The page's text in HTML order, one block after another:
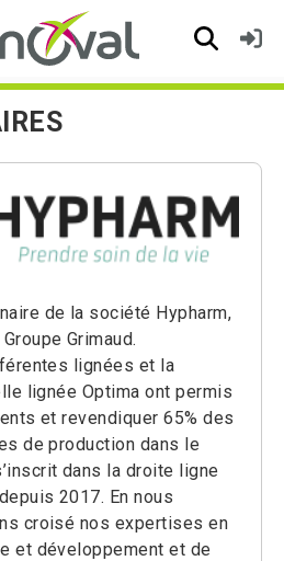
de la société Hypharm,
Grimaud.
lignées et la
lignée Optima ont permis
et revendiquer 65% des
de production dans le
dans la droite ligne
2017. En nous
croisé nos expertises en
et développement et de